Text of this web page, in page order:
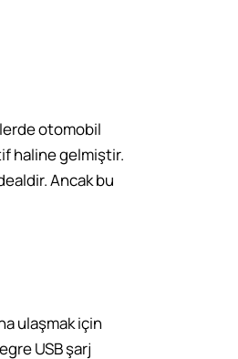
otomobil
haline gelmiştir.
Ancak bu
ulaşmak için
USB şarj